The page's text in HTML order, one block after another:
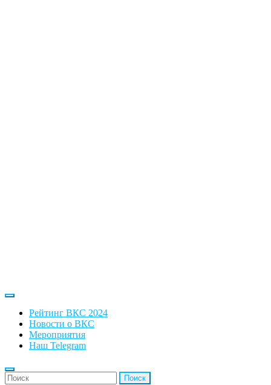
Рейтинг ВКС 2024
Новости о ВКС
Мероприятия
Наш Telegram
'Найти: